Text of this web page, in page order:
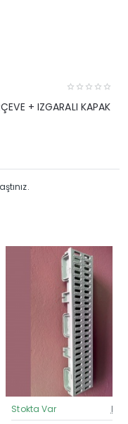
+ IZGARALI KAPAK
Stokta Var